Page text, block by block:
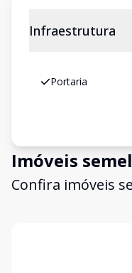
Infraestrutura
Portaria
Imóveis
Confira imóveis